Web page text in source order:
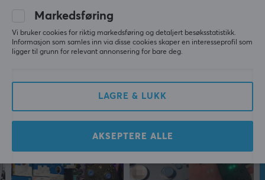
Mer fra vårt fellesskap
Markedsføring
Vi bruker cookies for riktig markedsføring og detaljert besøksstatistikk.
Informasjon som samles inn via disse cookies skaper en interesseprofil som
ligger til grunn for relevant annonsering for bare deg.
LAGRE & LUKK
AKSEPTERE ALLE